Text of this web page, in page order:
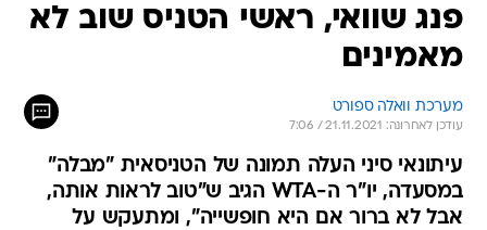
פנג שוואי, ראשי הטניס שוב לא
מאמינים
מערכת וואלה ספורט
עודכן לאחרונה: 21.11.2021 / 7:06
עיתונאי סיני העלה תמונה של הטניסאית "מבלה"
במסעדה, יו"ר ה-WTA הגיב ש"טוב לראות אותה,
אבל לא ברור אם היא חופשייה", ומתעקש על